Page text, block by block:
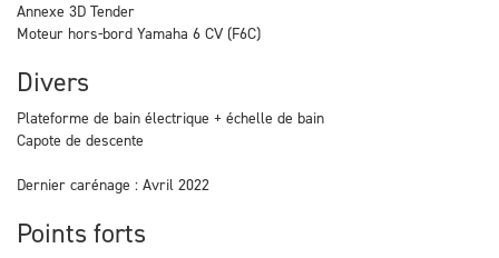
Annexe 3D Tender
Moteur hors-bord Yamaha 6 CV (F6C)
Divers
Plateforme de bain électrique + échelle de bain
Capote de descente
Dernier carénage : Avril 2022
Points forts